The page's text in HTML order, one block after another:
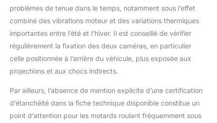
problèmes de tenue dans le temps, notamment sous l’effet
combiné des vibrations moteur et des variations thermiques
importantes entre l’été et l’hiver. Il est conseillé de vérifier
régulièrement la fixation des deux caméras, en particulier
celle positionnée à l’arrière du véhicule, plus exposée aux
projections et aux chocs indirects.
Par ailleurs, l’absence de mention explicite d’une certification
d’étanchéité dans la fiche technique disponible constitue un
point d’attention pour les motards roulant fréquemment sous